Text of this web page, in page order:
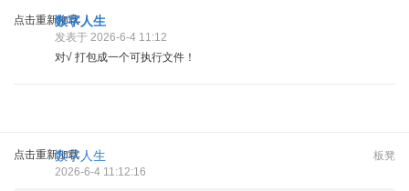
点击重新加载数字人生
发表于 2026-6-4 11:12
对√ 打包成一个可执行文件！
点击重新加载 板凳
数字人生
2026-6-4 11:12:16